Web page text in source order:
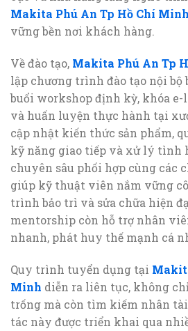
Makita Phú An Tp Hồ Chí Minh
vững bền nơi khách hàng.
Về đào tạo, Makita Phú An Tp
lập chương trình đào tạo nội bộ
buổi workshop định kỳ, khóa
và huấn luyện thực hành tại
cập nhật kiến thức sản phẩm,
kỹ năng giao tiếp và xử lý tình
chuyên sâu phối hợp cùng các
giúp kỹ thuật viên nắm vững
trình bảo trì và sửa chữa hiện
mentorship còn hỗ trợ nhân
nhanh, phát huy thế mạnh cá
Quy trình tuyển dụng tại
Minh diễn ra liên tục, không
trống mà còn tìm kiếm nhân
tác này được triển khai qua